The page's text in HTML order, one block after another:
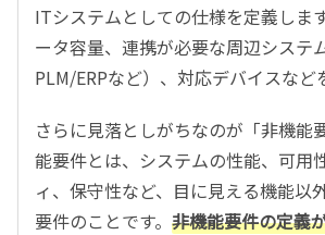
ITシステムとしての仕様を定義しま
ータ容量、連携が必要な周辺システ
PLM/ERPなど）、対応デバイスなど
さらに見落としがちなのが「非機能
能要件とは、システムの性能、可用
ィ、保守性など、目に見える機能以
要件のことです。 非機能要件の定義